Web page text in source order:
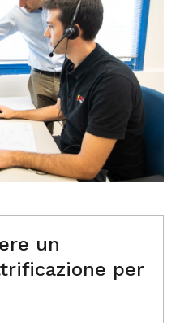
un
per